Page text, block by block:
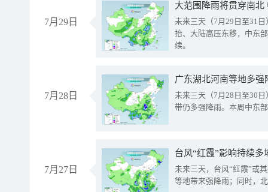
7月29日
大范围降雨将贯穿南
未来三天（7月29日至31
抬、大陆高压东移，中东
续。
7月28日
广东湖北河南等地多
未来三天（7月28日至30
带仍多强降雨。本周中东
7月27日
台风“红霞”影响持续
未来三天，台风“红霞”或
等地带来强降雨；同时，